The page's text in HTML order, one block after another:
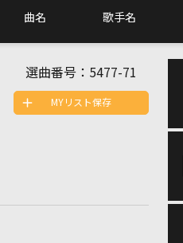
曲名 歌手名
選曲番号： 5477-71
MYリスト保存